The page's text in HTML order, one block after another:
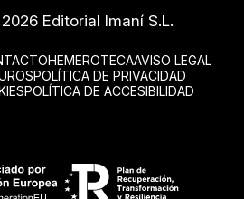
Editorial Imaní S.L.
HEMEROTECAAVISO LEGAL
POLÍTICA DE PRIVACIDAD
POLÍTICA DE ACCESIBILIDAD